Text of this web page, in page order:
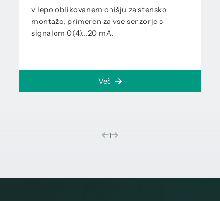
v lepo oblikovanem ohišju za stensko
montažo, primeren za vse senzorje s
signalom 0(4)...20 mA.
Več
1(current)